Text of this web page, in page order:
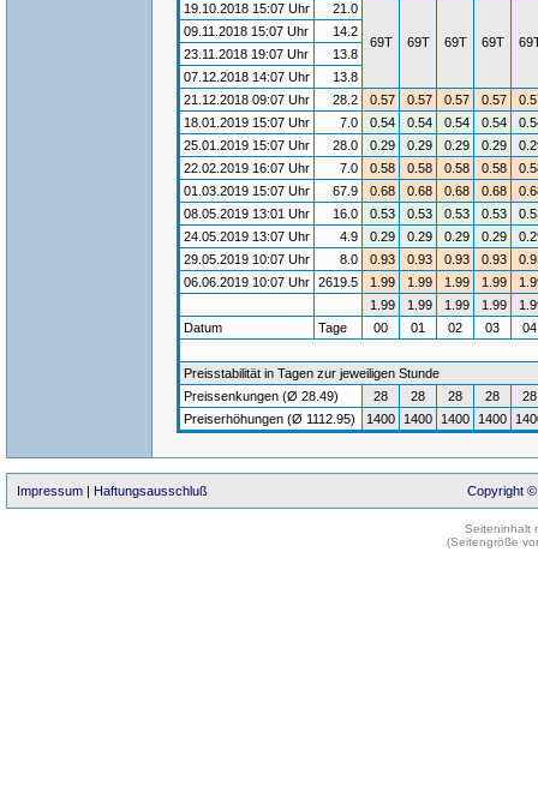
19.10.2018 15:07 Uhr
21.0
69T 69T 69T 69T
09.11.2018 15:07 Uhr
14.2
23.11.2018 19:07 Uhr
13.8
07.12.2018 14:07 Uhr
13.8
21.12.2018 09:07 Uhr
28.2 0.57 0.57 0.57 0.57
18.01.2019 15:07 Uhr
7.0 0.54 0.54 0.54 0.54
25.01.2019 15:07 Uhr
28.0 0.29 0.29 0.29 0.29
22.02.2019 16:07 Uhr
7.0 0.58 0.58 0.58 0.58
01.03.2019 15:07 Uhr
67.9 0.68 0.68 0.68 0.68
08.05.2019 13:01 Uhr
16.0 0.53 0.53 0.53 0.53
24.05.2019 13:07 Uhr
4.9 0.29 0.29 0.29 0.29
29.05.2019 10:07 Uhr
8.0 0.93 0.93 0.93 0.93
06.06.2019 10:07 Uhr 2619.5 1.99 1.99 1.99 1.99
1.99
1.99 1.99 1.99
Datum
Tage 00 01 02 03
Preisstabilität in Tagen zur jeweiligen Stunde
Preissenkungen (Ø 28.49)
28 28 28 28
28
Preiserhöhungen (Ø 1112.95)
1400 1400 1400 1400
Impressum | Haftungsausschluß Copyright ©
Seiteninhalt
(Seitengröße